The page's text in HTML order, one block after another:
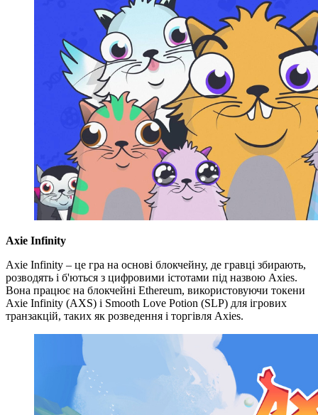
Axie Infinity
Axie Infinity – це гра на основі блокчейну, де гравці збирають,
розводять і б'ються з цифровими істотами під назвою Axies.
Вона працює на блокчейні Ethereum, використовуючи токени
Axie Infinity (AXS) і Smooth Love Potion (SLP) для ігрових
транзакцій, таких як розведення і торгівля Axies.